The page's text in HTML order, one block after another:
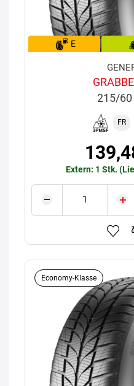
E
215/60
FR
Extern: 1 Stk.
Economy-Klasse